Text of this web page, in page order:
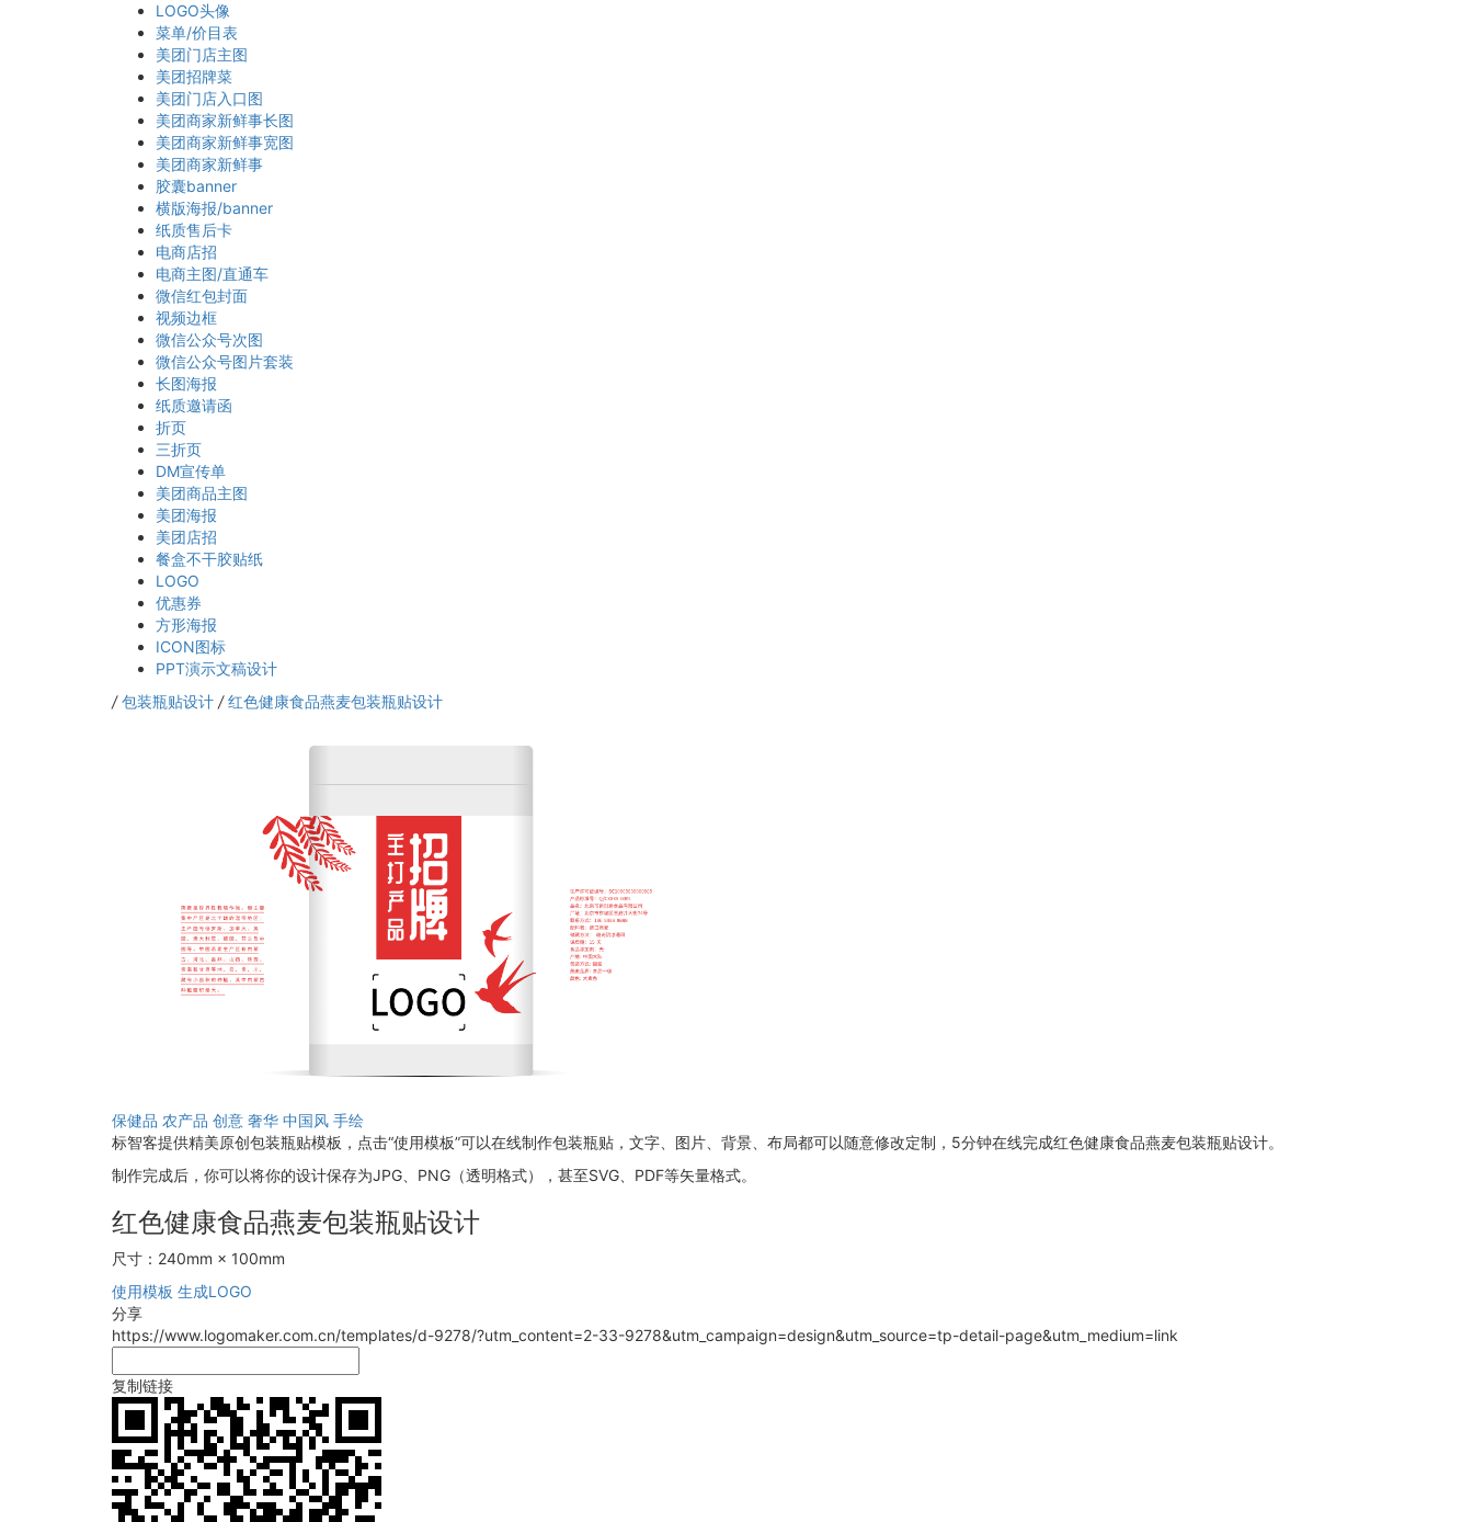
LOGO头像
菜单/价目表
美团门店主图
美团招牌菜
美团门店入口图
美团商家新鲜事长图
美团商家新鲜事宽图
美团商家新鲜事
胶囊banner
横版海报/banner
纸质售后卡
电商店招
电商主图/直通车
微信红包封面
视频边框
微信公众号次图
微信公众号图片套装
长图海报
纸质邀请函
折页
三折页
DM宣传单
美团商品主图
美团海报
美团店招
餐盒不干胶贴纸
LOGO
优惠券
方形海报
ICON图标
PPT演示文稿设计
/ 包装瓶贴设计 / 红色健康食品燕麦包装瓶贴设计
保健品 农产品 创意 奢华 中国风 手绘
标智客提供精美原创包装瓶贴模板，点击“使用模板”可以在线制作包装瓶贴，文字、图片、背景、布局都可以随意修改定制，5分钟在线完成红色健康食品燕麦包装瓶贴设计。
制作完成后，你可以将你的设计保存为JPG、PNG（透明格式），甚至SVG、PDF等矢量格式。
红色健康食品燕麦包装瓶贴设计
尺寸：240mm × 100mm
使用模板 生成LOGO
分享
https://www.logomaker.com.cn/templates/d-9278/?utm_content=2-33-9278&utm_campaign=design&utm_source=tp-detail-page&utm_medium=link
复制链接